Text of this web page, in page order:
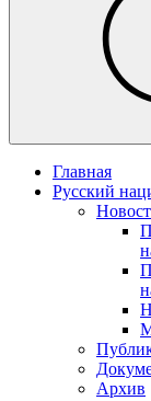
Главная
Русский
Архив